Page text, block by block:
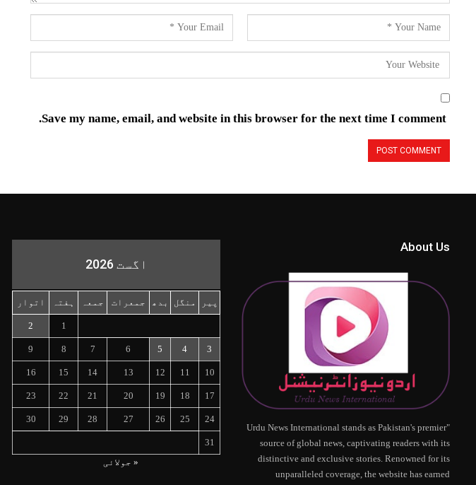
Save my name, email, and website in this browser for the next time I comment.
About Us
"Urdu News International stands as Pakistan's premier
source of global news, captivating readers with its
distinctive and exclusive stories. Renowned for its
unparalleled coverage, the website has earned
اگست 2026
پیر منگل بدھ جمعرات جمعہ ہفتہ اتوار
1
2
3
4
5
6
7
8
9
10
11
12
13
14
15
16
17
18
19
20
21
22
23
24
25
26
27
28
29
30
31
« جولائی